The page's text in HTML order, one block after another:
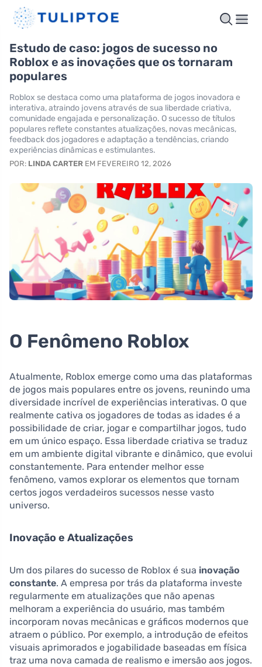
Estudo de caso: jogos de sucesso no
Roblox e as inovações que os tornaram
populares
Roblox se destaca como uma plataforma de jogos inovadora e
interativa, atraindo jovens através de sua liberdade criativa,
comunidade engajada e personalização. O sucesso de títulos
populares reflete constantes atualizações, novas mecânicas,
feedback dos jogadores e adaptação a tendências, criando
experiências dinâmicas e estimulantes.
POR: LINDA CARTER EM FEVEREIRO 12, 2026
O Fenômeno Roblox
Atualmente, Roblox emerge como uma das plataformas
de jogos mais populares entre os jovens, reunindo uma
diversidade incrível de experiências interativas. O que
realmente cativa os jogadores de todas as idades é a
possibilidade de criar, jogar e compartilhar jogos, tudo
em um único espaço. Essa liberdade criativa se traduz
em um ambiente digital vibrante e dinâmico, que evolui
constantemente. Para entender melhor esse
fenômeno, vamos explorar os elementos que tornam
certos jogos verdadeiros sucessos nesse vasto
universo.
Inovação e Atualizações
Um dos pilares do sucesso de Roblox é sua inovação
constante. A empresa por trás da plataforma investe
regularmente em atualizações que não apenas
melhoram a experiência do usuário, mas também
incorporam novas mecânicas e gráficos modernos que
atraem o público. Por exemplo, a introdução de efeitos
visuais aprimorados e jogabilidade baseadas em física
traz uma nova camada de realismo e imersão aos jogos.